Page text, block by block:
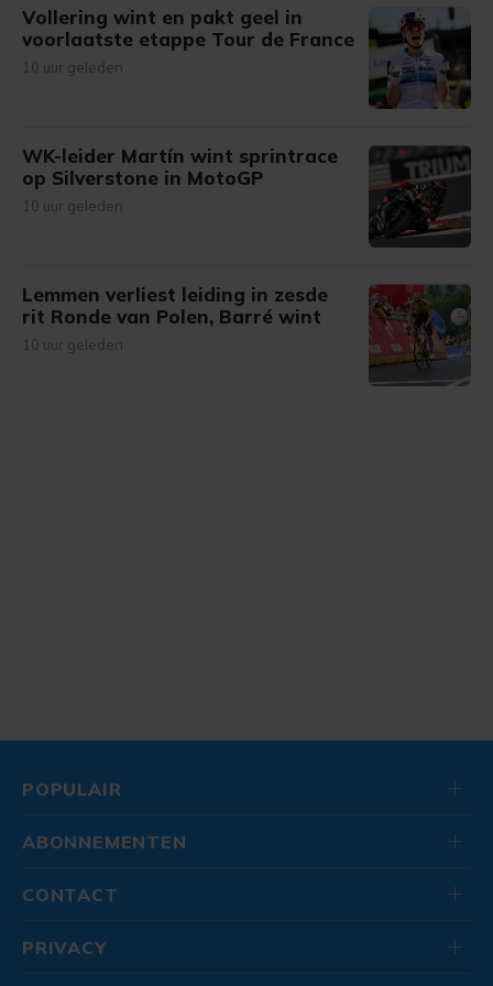
Vollering wint en pakt geel in
voorlaatste etappe Tour de France
10 uur geleden
WK-leider Martín wint sprintrace
op Silverstone in MotoGP
10 uur geleden
Lemmen verliest leiding in zesde
rit Ronde van Polen, Barré wint
10 uur geleden
POPULAIR
ABONNEMENTEN
CONTACT
PRIVACY